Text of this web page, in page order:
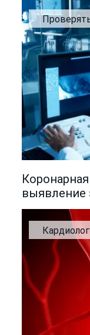
выявление